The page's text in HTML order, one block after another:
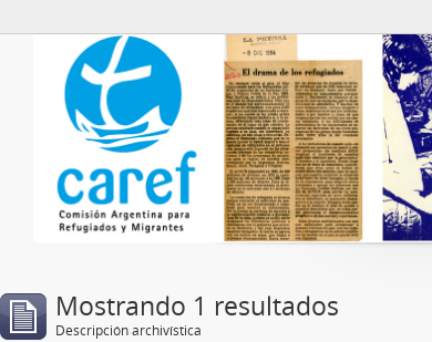
Mostrando 1 resultados
Descripción archivística